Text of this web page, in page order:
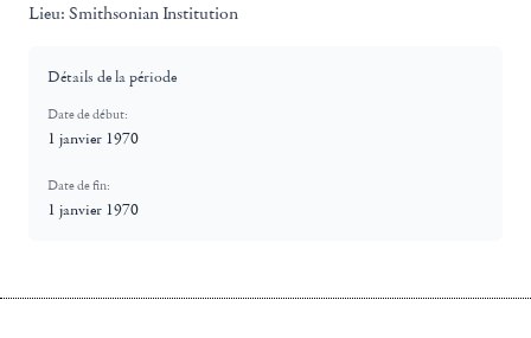
Lieu: Smithsonian Institution
Détails de la période
Date de début:
1 janvier 1970
Date de fin:
1 janvier 1970